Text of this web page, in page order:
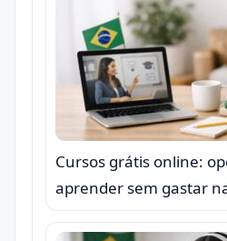
Cursos grátis online:
aprender sem gastar